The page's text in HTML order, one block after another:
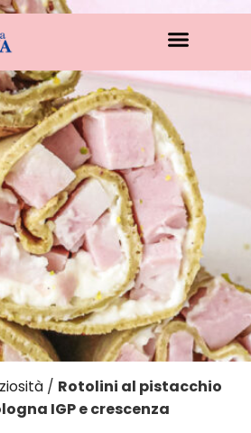
/ Rotolini al pistacchio
IGP e crescenza